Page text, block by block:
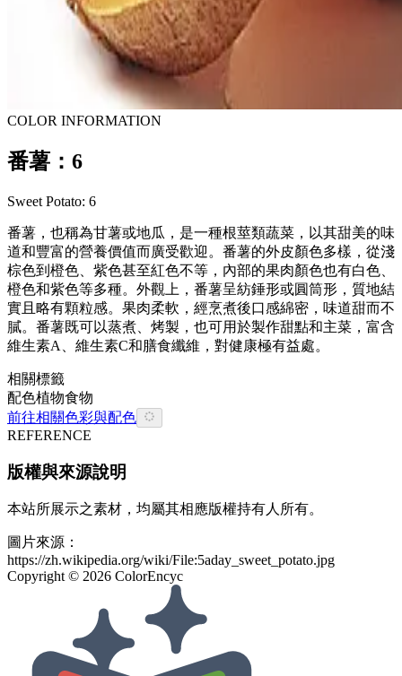
COLOR INFORMATION
番薯：6
Sweet Potato: 6
番薯，也稱為甘薯或地瓜，是一種根莖類蔬菜，以其甜美的味
道和豐富的營養價值而廣受歡迎。番薯的外皮顏色多樣，從淺
棕色到橙色、紫色甚至紅色不等，內部的果肉顏色也有白色、
橙色和紫色等多種。外觀上，番薯呈紡錘形或圓筒形，質地結
實且略有顆粒感。果肉柔軟，經烹煮後口感綿密，味道甜而不
膩。番薯既可以蒸煮、烤製，也可用於製作甜點和主菜，富含
維生素A、維生素C和膳食纖維，對健康極有益處。
相關標籤
配色植物食物
前往相關色彩與配色
REFERENCE
版權與來源說明
本站所展示之素材，均屬其相應版權持有人所有。
圖片來源：
https://zh.wikipedia.org/wiki/File:5aday_sweet_potato.jpg
Copyright © 2026 ColorEncyc